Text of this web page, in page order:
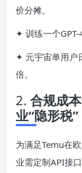
价分摊。
✦ 训练一个
✦ 元宇宙单用户
倍。
2. 合规成
业“隐形税”
为满足Temu在
业需定制API接